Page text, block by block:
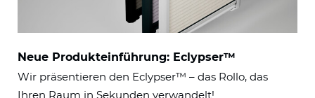
Neue Produkteinführung: Eclypser™
Wir präsentieren den Eclypser™ – das Rollo, das
Ihren Raum in Sekunden verwandelt!